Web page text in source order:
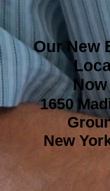
Our New
1650
New